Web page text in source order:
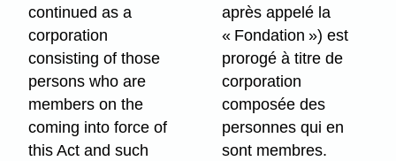
continued as a
corporation
consisting of those
persons who are
members on the
coming into force of
this Act and such
après appelé la
« Fondation ») est
prorogé à titre de
corporation
composée des
personnes qui en
sont membres.